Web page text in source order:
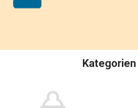
Kategorien